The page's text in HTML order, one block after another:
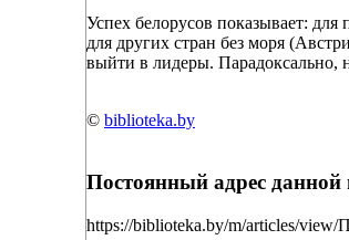
Успех белорусов показывает:
для других стран без моря
выйти в лидеры. Парадоксально,
© biblioteka.by
Постоянный адрес
https://biblioteka.by/m/articles/view/